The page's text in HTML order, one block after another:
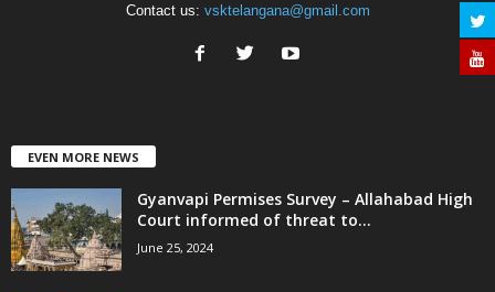
Contact us: vsktelangana@gmail.com
EVEN MORE NEWS
Gyanvapi Permises Survey – Allahabad High
Court informed of threat to...
June 25, 2024